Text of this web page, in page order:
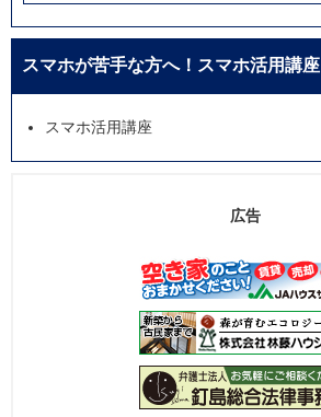
スマホが苦手な方へ！スマホ活用講座
スマホ活用講座
広告